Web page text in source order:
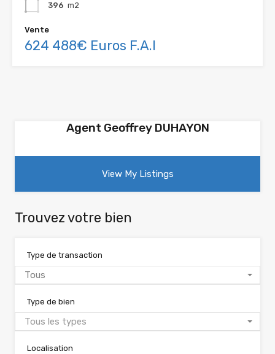
396 m2
Vente
624 488€ Euros F.A.I
Agent Geoffrey DUHAYON
View My Listings
Trouvez votre bien
Type de transaction
Tous
Type de bien
Tous les types
Localisation